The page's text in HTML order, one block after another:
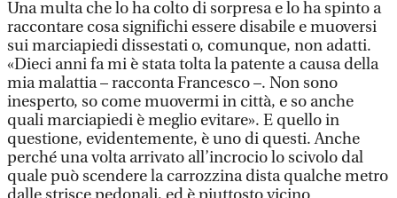
Una multa che lo ha colto di sorpresa e lo ha spinto a
raccontare cosa significhi essere disabile e muoversi
sui marciapiedi dissestati o, comunque, non adatti.
«Dieci anni fa mi è stata tolta la patente a causa della
mia malattia – racconta Francesco –. Non sono
inesperto, so come muovermi in città, e so anche
quali marciapiedi è meglio evitare». E quello in
questione, evidentemente, è uno di questi. Anche
perché una volta arrivato all’incrocio lo scivolo dal
quale può scendere la carrozzina dista qualche metro